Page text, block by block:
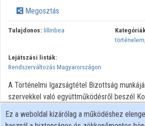
Megosztás
Tulajdonos: lillinbea
történelem,
Lejátszási listák:
Rendszerváltozás Magyarországon
A Történelmi Igazságtétel Bizottság
szervekkel való együttműködésről beszél
általános szakmai felháborodásról és
Ez a weboldal kizárólag a működéshez